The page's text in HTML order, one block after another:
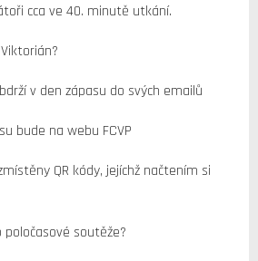
cca ve 40. minutě utkání.
v den zápasu do svých emailů
bude na webu FCVP
QR kódy, jejíchž načtením si
soutěže?